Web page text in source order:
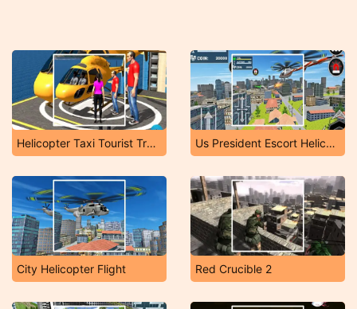
Helicopter Taxi Tourist Transport Us President Escort Helicopter Parking
City Helicopter Flight Red Crucible 2